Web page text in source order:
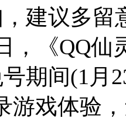
建议多留
，《QQ
期间(1月
游戏体验